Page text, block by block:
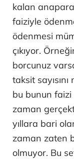
kalan
faiziyle
ödenmesi
çıkıyor.
borcunuz
taksit
bu bunun faizi
zaman
yıllara bari
zaman zaten
olmuyor. Bu